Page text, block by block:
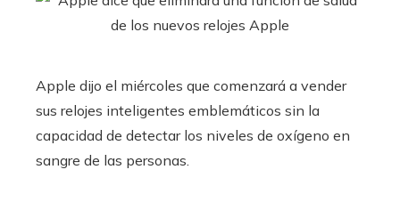
Apple dijo el miércoles que comenzará a vender
sus relojes inteligentes emblemáticos sin la
capacidad de detectar los niveles de oxígeno en
sangre de las personas.